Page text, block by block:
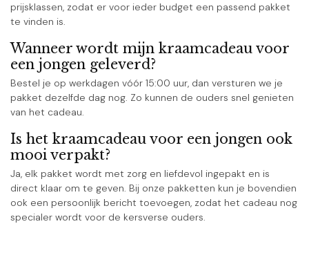
prijsklassen, zodat er voor ieder budget een passend pakket
te vinden is.
Wanneer wordt mijn kraamcadeau voor
een jongen geleverd?
Bestel je op werkdagen vóór 15:00 uur, dan versturen we je
pakket dezelfde dag nog. Zo kunnen de ouders snel genieten
van het cadeau.
Is het kraamcadeau voor een jongen ook
mooi verpakt?
Ja, elk pakket wordt met zorg en liefdevol ingepakt en is
direct klaar om te geven. Bij onze pakketten kun je bovendien
ook een persoonlijk bericht toevoegen, zodat het cadeau nog
specialer wordt voor de kersverse ouders.